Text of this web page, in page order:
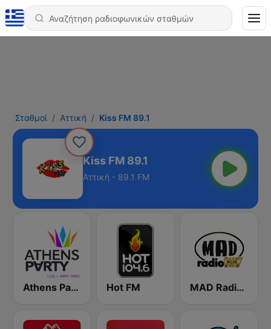
Σταθμοί Αττική Kiss FM 89.1
Kiss FM 89.1
Αττική - 89.1 FM
Athens Party - Αθήναι Hot FM MAD Radio 107 Evros